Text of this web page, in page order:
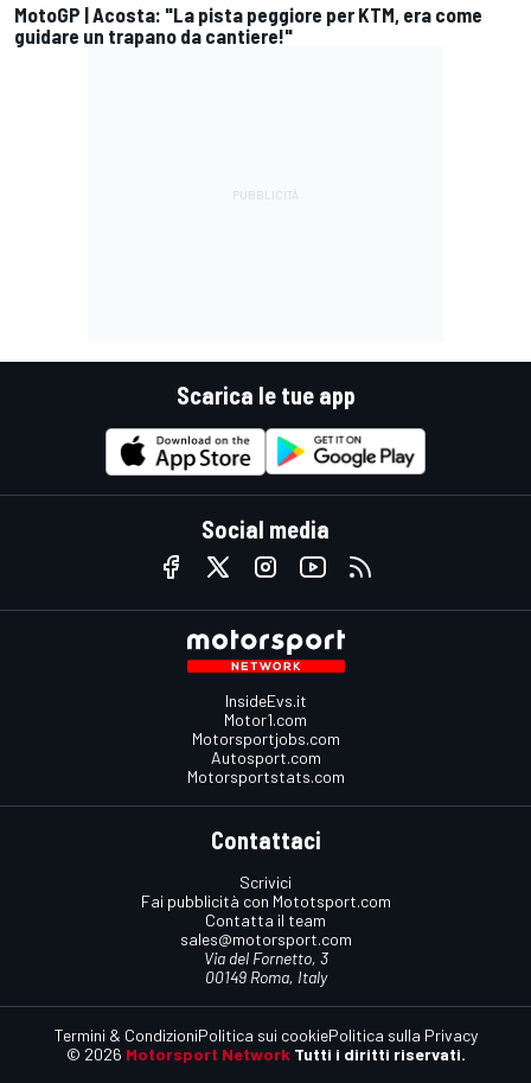
MotoGP | Acosta: "La pista peggiore per KTM, era come
guidare un trapano da cantiere!"
Scarica le tue app
Social media
InsideEvs.it
Motor1.com
Motorsportjobs.com
Autosport.com
Motorsportstats.com
Contattaci
Scrivici
Fai pubblicità con Mototsport.com
Contatta il team
sales@motorsport.com
Via del Fornetto, 3
00149 Roma, Italy
© 2026 Motorsport Network Tutti i diritti riservati.
Termini & CondizioniPolitica sui cookiePolitica sulla Privacy